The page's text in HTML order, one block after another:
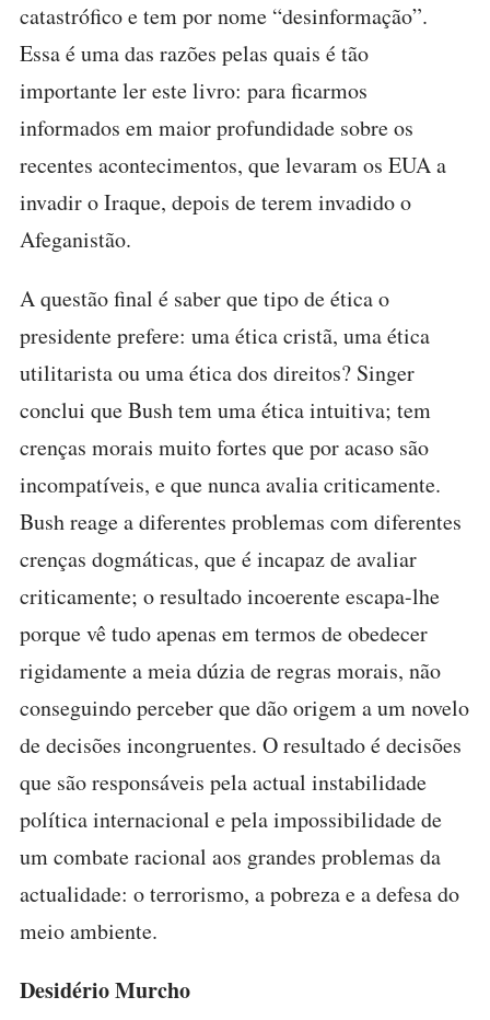
catastrófico e tem por nome “desinformação”.
Essa é uma das razões pelas quais é tão
importante ler este livro: para ficarmos
informados em maior profundidade sobre os
recentes acontecimentos, que levaram os EUA a
invadir o Iraque, depois de terem invadido o
Afeganistão.
A questão final é saber que tipo de ética o
presidente prefere: uma ética cristã, uma ética
utilitarista ou uma ética dos direitos? Singer
conclui que Bush tem uma ética intuitiva; tem
crenças morais muito fortes que por acaso são
incompatíveis, e que nunca avalia criticamente.
Bush reage a diferentes problemas com diferentes
crenças dogmáticas, que é incapaz de avaliar
criticamente; o resultado incoerente escapa-lhe
porque vê tudo apenas em termos de obedecer
rigidamente a meia dúzia de regras morais, não
conseguindo perceber que dão origem a um novelo
de decisões incongruentes. O resultado é decisões
que são responsáveis pela actual instabilidade
política internacional e pela impossibilidade de
um combate racional aos grandes problemas da
actualidade: o terrorismo, a pobreza e a defesa do
meio ambiente.
Desidério Murcho